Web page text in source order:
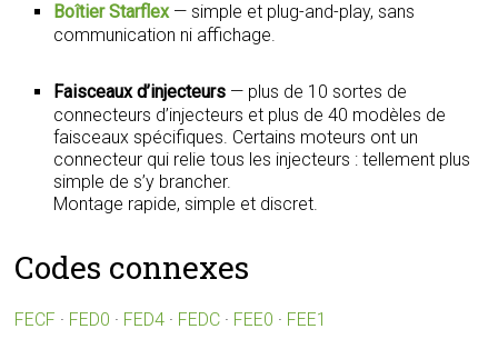
Boîtier Starflex— simple et plug-and-play, sans
communication ni affichage.
Faisceaux d’injecteurs — plus de 10 sortes de
connecteurs d’injecteurs et plus de 40 modèles de
faisceaux spécifiques. Certains moteurs ont un
connecteur qui relie tous les injecteurs : tellement plus
simple de s’y brancher.
Montage rapide, simple et discret.
Codes connexes
FECF · FED0 · FED4 · FEDC · FEE0 · FEE1